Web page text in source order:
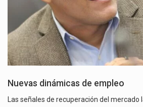
Nuevas dinámicas de empleo
Las señales de recuperación del mercado